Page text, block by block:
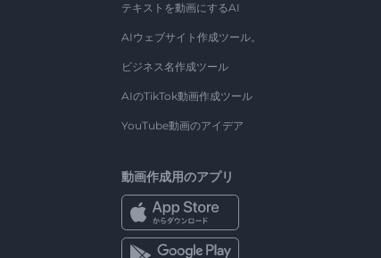
テキストを動画にするAI
AIウェブサイト作成ツール。
ビジネス名作成ツール
AIのTikTok動画作成ツール
YouTube動画のアイデア
動画作成用のアプリ